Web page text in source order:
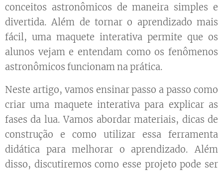
conceitos astronômicos de maneira simples e
divertida. Além de tornar o aprendizado mais
fácil, uma maquete interativa permite que os
alunos vejam e entendam como os fenômenos
astronômicos funcionam na prática.
Neste artigo, vamos ensinar passo a passo como
criar uma maquete interativa para explicar as
fases da lua. Vamos abordar materiais, dicas de
construção e como utilizar essa ferramenta
didática para melhorar o aprendizado. Além
disso, discutiremos como esse projeto pode ser